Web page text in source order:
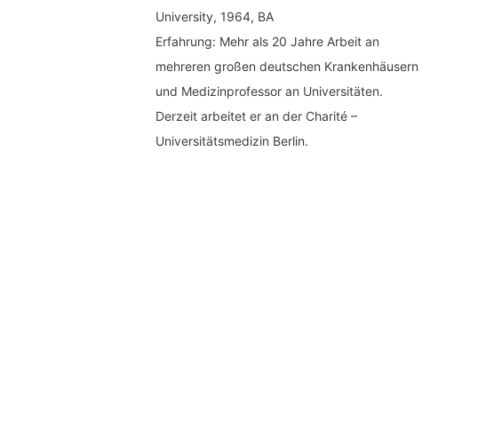
University, 1964, BA
Erfahrung: Mehr als 20 Jahre Arbeit an
mehreren großen deutschen Krankenhäusern
und Medizinprofessor an Universitäten.
Derzeit arbeitet er an der Charité –
Universitätsmedizin Berlin.